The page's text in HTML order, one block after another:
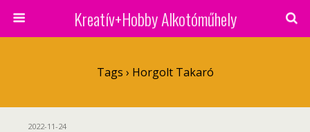
Kreatív+Hobby Alkotóműhely
Tags › Horgolt Takaró
2022-11-24